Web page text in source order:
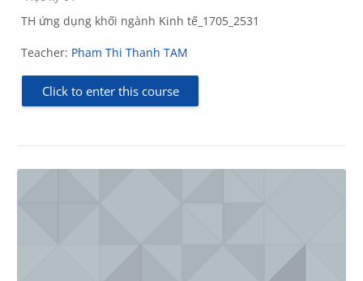
TH ứng dụng khối ngành Kinh tế_1705_2531
Teacher: Pham Thi Thanh TAM
Click to enter this course